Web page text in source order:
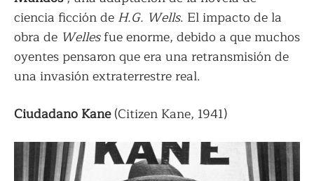
ciencia ficción de H.G. Wells. El impacto de la
obra de Wellesfue enorme, debido a que muchos
oyentes pensaron que era una retransmisión de
una invasión extraterrestre real.
Ciudadano Kane(Citizen Kane, 1941)